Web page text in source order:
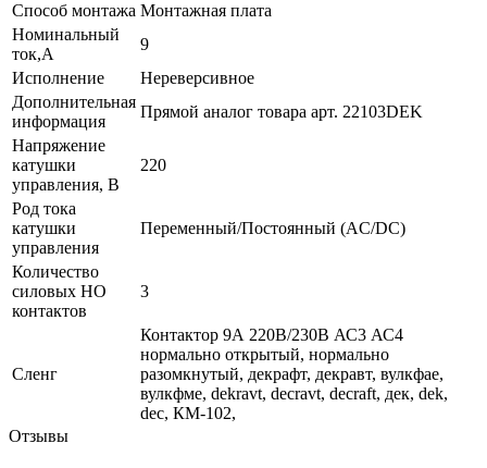
Способ монтажа Монтажная плата
Номинальный
ток,А
9
Исполнение
Нереверсивное
Дополнительная
информация
Прямой аналог товара арт. 22103DEK
Напряжение
катушки
управления, В
220
Род тока
катушки
управления
Переменный/Постоянный (AC/DC)
Количество
силовых НО
контактов
3
Сленг
Контактор 9А 220В/230В АС3 АС4
нормально открытый, нормально
разомкнутый, декрафт, декравт, вулкфае,
вулкфме, dekravt, decravt, decraft, дек, dek,
dec, КМ-102,
Отзывы